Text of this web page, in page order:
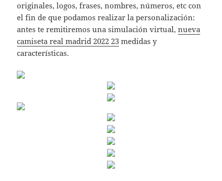
originales, logos, frases, nombres, números, etc con
el fin de que podamos realizar la personalización:
antes te remitiremos una simulación virtual,nueva
camiseta real madrid 2022 23 medidas y
características.